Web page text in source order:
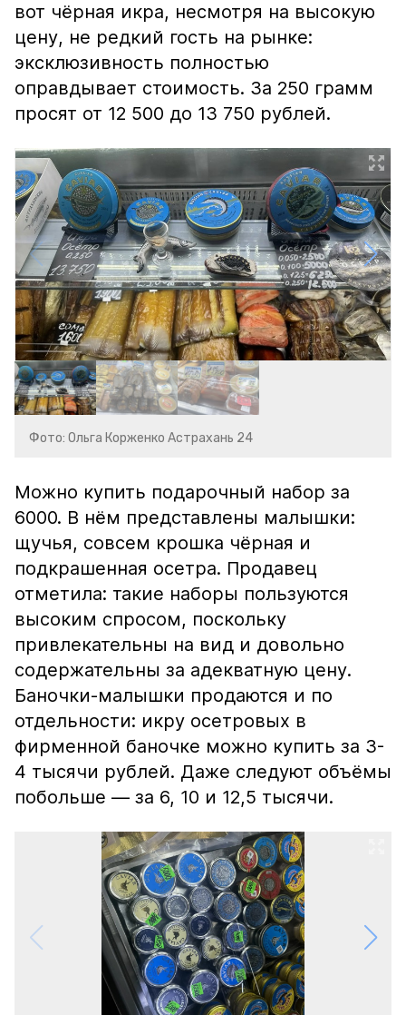
вот чёрная икра, несмотря на высокую
цену, не редкий гость на рынке:
эксклюзивность полностью
оправдывает стоимость. За 250 грамм
просят от 12 500 до 13 750 рублей.
Фото: Ольга Корженко Астрахань 24
Можно купить подарочный набор за
6000. В нём представлены малышки:
щучья, совсем крошка чёрная и
подкрашенная осетра. Продавец
отметила: такие наборы пользуются
высоким спросом, поскольку
привлекательны на вид и довольно
содержательны за адекватную цену.
Баночки-малышки продаются и по
отдельности: икру осетровых в
фирменной баночке можно купить за 3-
4 тысячи рублей. Даже следуют объёмы
побольше — за 6, 10 и 12,5 тысячи.